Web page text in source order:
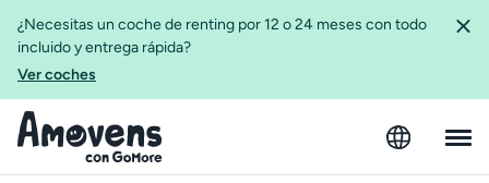
¿Necesitas un coche de renting por 12 o 24 meses con todo
incluido y entrega rápida?
Ver coches